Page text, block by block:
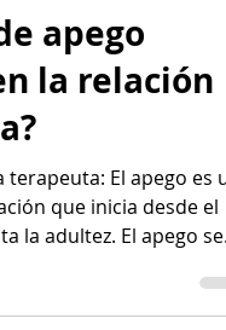
apego
la relación
El apego es
que inicia desde el
la adultez. El apego se